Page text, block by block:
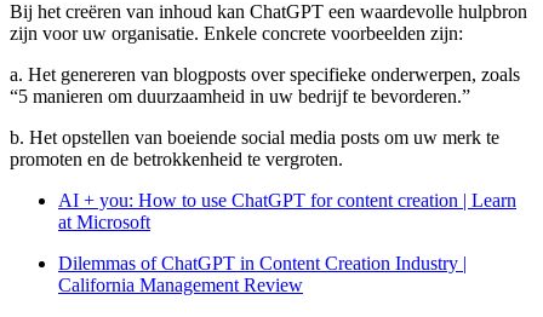
Bij het creëren van inhoud kan ChatGPT een waardevolle hulpbron
zijn voor uw organisatie. Enkele concrete voorbeelden zijn:
a. Het genereren van blogposts over specifieke onderwerpen, zoals
“5 manieren om duurzaamheid in uw bedrijf te bevorderen.”
b. Het opstellen van boeiende social media posts om uw merk te
promoten en de betrokkenheid te vergroten.
AI + you: How to use ChatGPT for content creation | Learn
at Microsoft
Dilemmas of ChatGPT in Content Creation Industry |
California Management Review